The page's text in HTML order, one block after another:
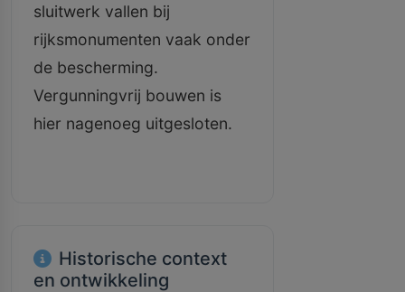
sluitwerk vallen bij
rijksmonumenten vaak onder
de bescherming.
Vergunningvrij bouwen is
hier nagenoeg uitgesloten.
Historische context
en ontwikkeling